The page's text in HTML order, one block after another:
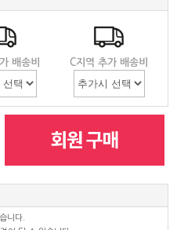
배송비 C지역 추가 배송비
니다.